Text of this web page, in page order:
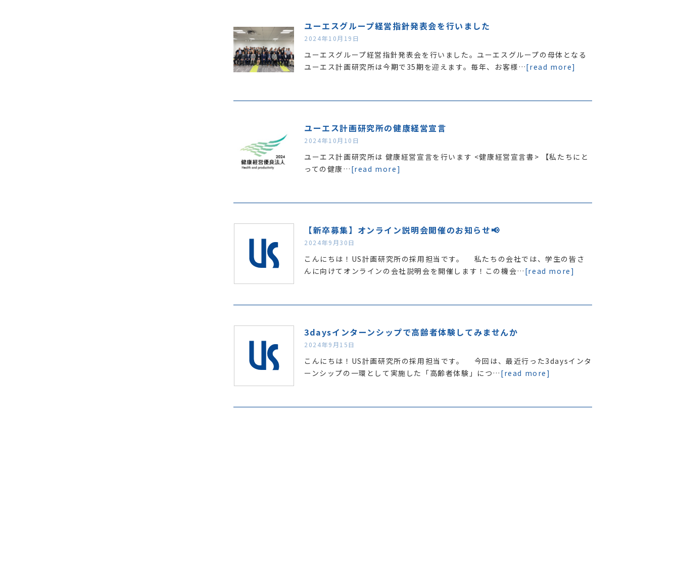
ユーエスグループ経営指針発表会を行いました
2024年10月19日
ユーエスグループ経営指針発表会を行いました。ユーエスグループの母体となる
ユーエス計画研究所は今期で35期を迎えます。毎年、お客様…[read more]
ユーエス計画研究所の健康経営宣言
2024年10月10日
ユーエス計画研究所は 健康経営宣言を行います <健康経営宣言書> 【私たちにと
っての健康… [read more]
【新卒募集】オンライン説明会開催のお知らせ📢
2024年9月30日
こんにちは！US計画研究所の採用担当です。 私たちの会社では、学生の皆さ
んに向けてオンラインの会社説明会を開催します！この機会… [read more]
3daysインターンシップで高齢者体験してみませんか
2024年9月15日
こんにちは！US計画研究所の採用担当です。 今回は、最近行った3daysインタ
ーンシップの一環として実施した「高齢者体験」につ… [read more]